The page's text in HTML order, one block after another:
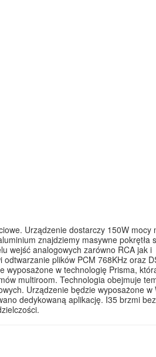
Urządzenie dostarczy 150W mocy
znajdziemy masywne pokrętła
wejść analogowych zarówno RCA jak i
plików PCM 768KHz oraz
wyposażone w technologię Prisma,
multiroom. Technologia obejmuje
Urządzenie będzie wyposażone w
dedykowaną aplikację. I35 brzmi